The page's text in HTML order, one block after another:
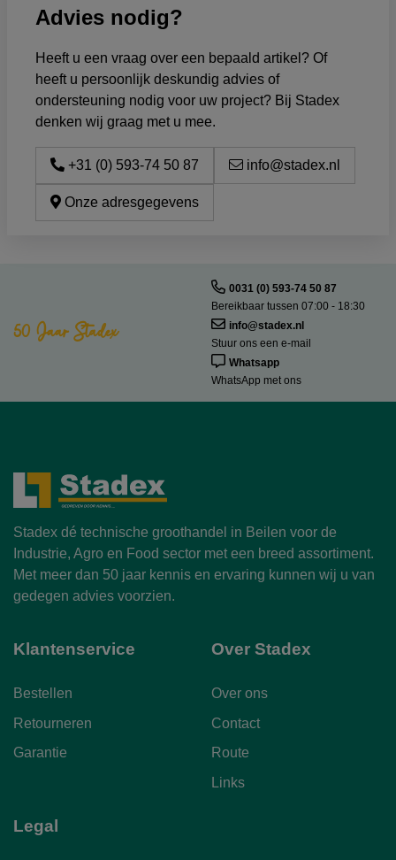
Advies nodig?
Heeft u een vraag over een bepaald artikel? Of
heeft u persoonlijk deskundig advies of
ondersteuning nodig voor uw project? Bij Stadex
denken wij graag met u mee.
+31 (0) 593-74 50 87 info@stadex.nl
Onze adresgegevens
50 Jaar Stadex
0031 (0) 593-74 50 87
Bereikbaar tussen 07:00 - 18:30
info@stadex.nl
Stuur ons een e-mail
Whatsapp
WhatsApp met ons
Stadex dé technische groothandel in Beilen voor de
Industrie, Agro en Food sector met een breed assortiment.
Met meer dan 50 jaar kennis en ervaring kunnen wij u van
gedegen advies voorzien.
Klantenservice
Bestellen
Retourneren
Garantie
Over Stadex
Over ons
Contact
Route
Links
Legal